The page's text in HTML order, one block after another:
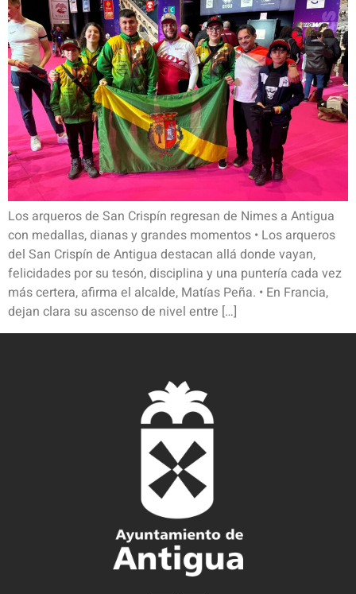
Los arqueros de San Crispín regresan de Nimes a Antigua
con medallas, dianas y grandes momentos • Los arqueros
del San Crispín de Antigua destacan allá donde vayan,
felicidades por su tesón, disciplina y una puntería cada vez
más certera, afirma el alcalde, Matías Peña. • En Francia,
dejan clara su ascenso de nivel entre […]